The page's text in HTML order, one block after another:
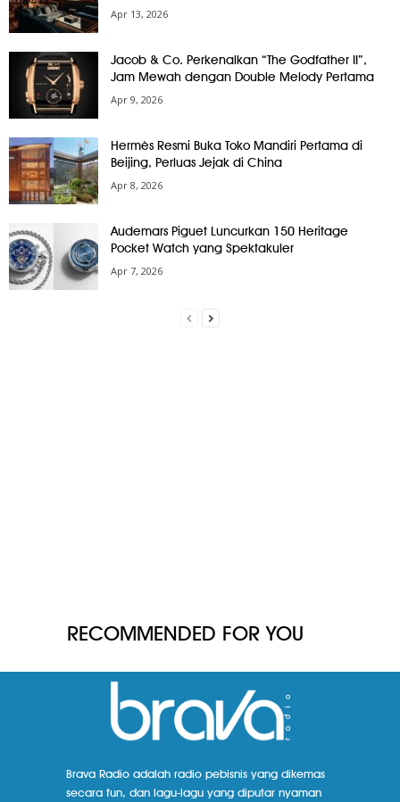
Apr 13, 2026
Jacob & Co. Perkenalkan “The Godfather II”,
Jam Mewah dengan Double Melody Pertama
Apr 9, 2026
Hermès Resmi Buka Toko Mandiri Pertama di
Beijing, Perluas Jejak di China
Apr 8, 2026
Audemars Piguet Luncurkan 150 Heritage
Pocket Watch yang Spektakuler
Apr 7, 2026
RECOMMENDED FOR YOU
Brava Radio adalah radio pebisnis yang dikemas
secara fun, dan lagu-lagu yang diputar nyaman